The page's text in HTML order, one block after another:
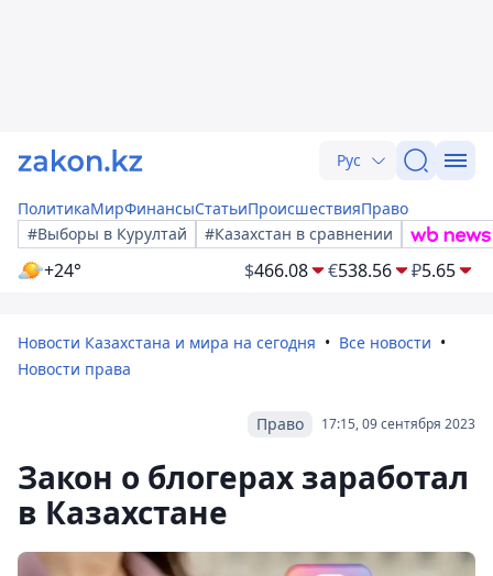
Рус
ПолитикаМирФинансыСтатьиПроисшествияПраво
#Выборы в Курултай
#Казахстан в сравнении
+24° $466.08 €538.56 ₽5.65
Новости Казахстана и мира на сегодня
Все новости
Новости права
17:15, 09 сентября 2023
Право
Закон о блогерах заработал
в Казахстане